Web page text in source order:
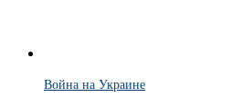
Война на Украине